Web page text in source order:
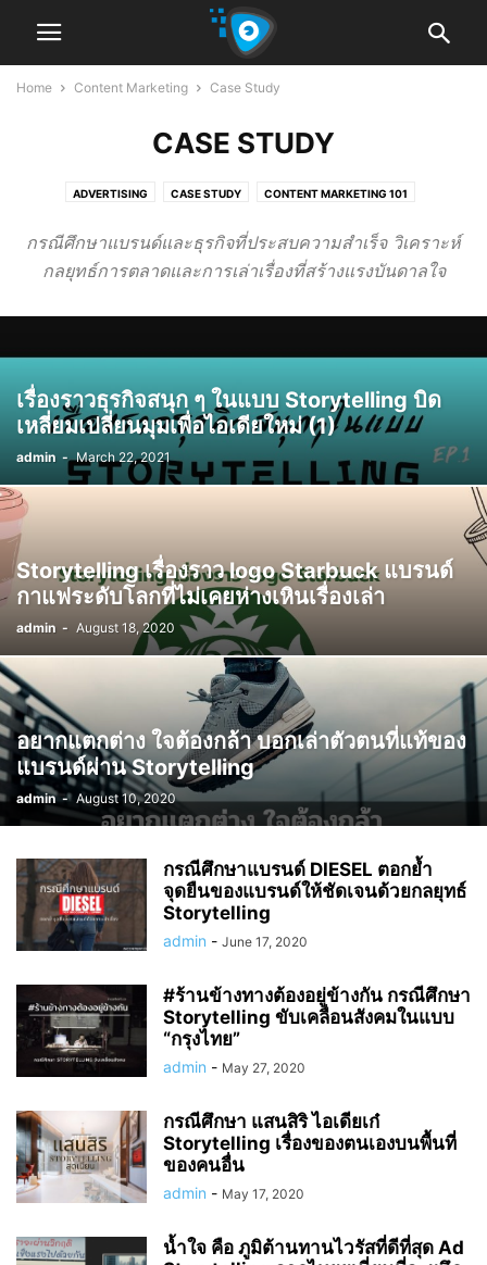
Home Content Marketing Case Study
CASE STUDY
ADVERTISING CASE STUDY CONTENT MARKETING 101
กรณีศึกษาแบรนด์และธุรกิจที่ประสบความสำเร็จ วิเคราะห์
กลยุทธ์การตลาดและการเล่าเรื่องที่สร้างแรงบันดาลใจ
เรื่องราวธุรกิจสนุก ๆ ในแบบ Storytelling บิด
เหลี่ยมเปลี่ยนมุมเพื่อไอเดียใหม่ (1)
admin - March 22, 2021
Storytelling เรื่องราว logo Starbuck แบรนด์
กาแฟระดับโลกที่ไม่เคยห่างเหินเรื่องเล่า
admin - August 18, 2020
อยากแตกต่าง ใจต้องกล้า บอกเล่าตัวตนที่แท้ของ
แบรนด์ผ่าน Storytelling
admin - August 10, 2020
กรณีศึกษาแบรนด์ DIESEL ตอกย้ำ
จุดยืนของแบรนด์ให้ชัดเจนด้วยกลยุทธ์
Storytelling
admin - June 17, 2020
#ร้านข้างทางต้องอยู่ข้างกัน กรณีศึกษา
Storytelling ขับเคลื่อนสังคมในแบบ
“กรุงไทย”
admin - May 27, 2020
กรณีศึกษา แสนสิริ ไอเดียเก๋
Storytelling เรื่องของตนเองบนพื้นที่
ของคนอื่น
admin - May 17, 2020
น้ำใจ คือ ภูมิต้านทานไวรัสที่ดีที่สุด Ad